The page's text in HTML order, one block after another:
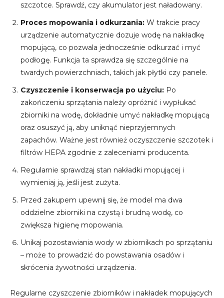
szczotce. Sprawdź, czy akumulator jest naładowany.
Proces mopowania i odkurzania: W trakcie pracy
urządzenie automatycznie dozuje wodę na nakładkę
mopującą, co pozwala jednocześnie odkurzać i myć
podłogę. Funkcja ta sprawdza się szczególnie na
twardych powierzchniach, takich jak płytki czy panele.
Czyszczenie i konserwacja po użyciu: Po
zakończeniu sprzątania należy opróżnić i wypłukać
zbiorniki na wodę, dokładnie umyć nakładkę mopującą
oraz osuszyć ją, aby uniknąć nieprzyjemnych
zapachów. Ważne jest również oczyszczenie szczotek i
filtrów HEPA zgodnie z zaleceniami producenta.
Regularnie sprawdzaj stan nakładki mopującej i
wymieniaj ją, jeśli jest zużyta.
Przed zakupem upewnij się, że model ma dwa
oddzielne zbiorniki na czystą i brudną wodę, co
zwiększa higienę mopowania.
Unikaj pozostawiania wody w zbiornikach po sprzątaniu
– może to prowadzić do powstawania osadów i
skrócenia żywotności urządzenia.
Regularne czyszczenie zbiorników i nakładek mopujących